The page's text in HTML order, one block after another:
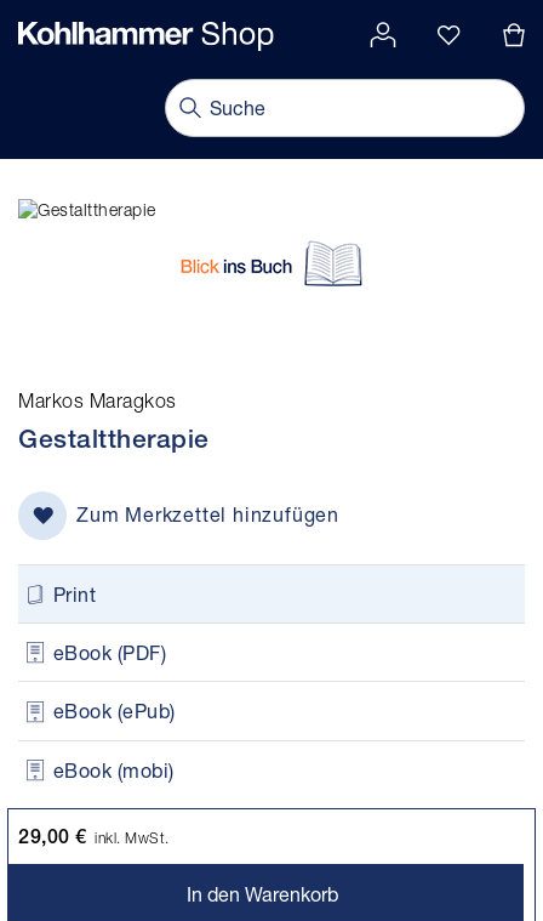
springen
Markos Maragkos
Gestalttherapie
Zum Merkzettel hinzufügen
Print
eBook (PDF)
eBook (ePub)
eBook (mobi)
29,00 € inkl. MwSt.
In den Warenkorb